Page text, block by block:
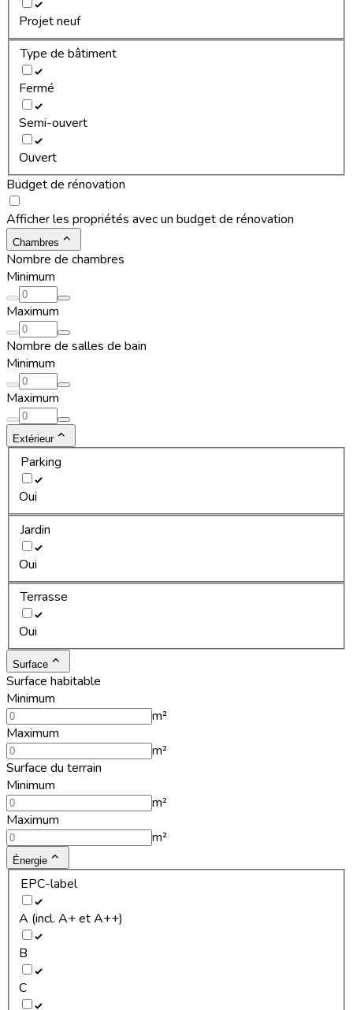
Projet neuf
Type de bâtiment
Fermé
Semi-ouvert
Ouvert
Budget de rénovation
Afficher les propriétés avec un budget de rénovation
Chambres
Nombre de chambres
Minimum
Maximum
Nombre de salles de bain
Minimum
Maximum
Extérieur
Parking
Oui
Jardin
Oui
Terrasse
Oui
Surface
Surface habitable
Minimum
m²
Maximum
m²
Surface du terrain
Minimum
m²
Maximum
m²
Énergie
EPC-label
A (incl. A+ et A++)
B
C